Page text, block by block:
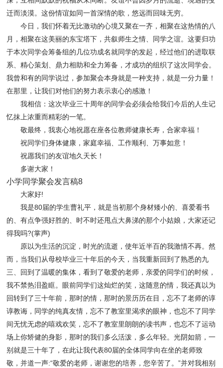
迁而淡漠。这份情谊如同一首深情的歌，悠远而回味无穷。
今日，我们怀着无比激动的心境又聚在一齐，相聚在这热情的八
月，相聚在这美丽的东宝塔下，共叙师生之情、同学之谊。这要归功
于本次同学会筹备组的几位功成名就同学的发起，经过他们的进取联
系、精心策划、鼎力相助和全力筹备，才成功的组织了这次同学会。
我曾和有的同学说过，参加聚会本身就是一种支持，就是一分力量！
在那里，让我们对他们的努力表示衷心的感激！
我相信：这次毕业三十周年的同学会必须会给我们今后的人生记
忆抹上浓重而精彩的一笔。
敬最终，我衷心地祝愿在座各位教师健康长寿，合家幸福！
祝同学们身体健康，家庭幸福、工作顺利、万事如意！
祝愿我们的友谊地久天长！
多谢大家！
小学同学聚会发言稿8
大家好!
我是80届的学生曹礼平，就是当初那个身材矮小的、喜爱看书
的、有点争强好胜的、时不时还甩点大鼻涕的那个小姑娘，大家还记
得我吗?(掌声)
原以为生活的沉淀，时光的流逝，使年近半百的我激情不再。然
而，当我们从母校毕业三十年后的今天，当我重新回到了熟悉的九
三、回到了温暖的集体，看到了敬爱的老师，亲爱的同学们的时候，
我不禁热泪盈眶。眼前同学们这灿烂的笑，这随意的情，我还真以为
回转到了三十年前，那时的情，那时的景历历在目，忘不了老师的谆
谆教诲，同学的纯真友情，忘不了教室里渴求的眼神，也忘不了同学
间无忧无虑的嘻戏欢笑，忘不了教室里朗朗的读书声，也忘不了运动
场上你矫健的身影，那时的我们多么活泼，多么年轻。光阴如箭，一
别就是三十年了，在此让我代表80届的全体同学向在坐的老师致
敬，并道一声:“敬爱的老师，谢谢您的培养，您辛苦了。”并对我相别